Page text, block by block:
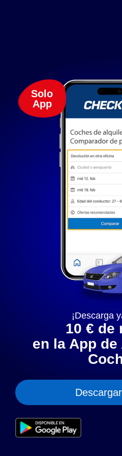
Antes de seguir
Al hacer clic en "Aceptar todas"
continuamente tu experiencia
cookies. Así podemos
ofertas relevantes con nuestros
puedes establecer tus
puedes cambiar esta
guardan las cookies
Solo
App
¡Descarga
10 € de
en la App